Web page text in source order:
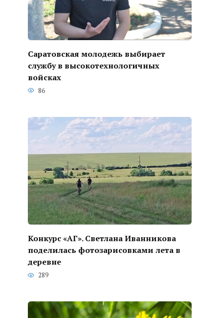
Саратовская молодежь выбирает
службу в высокотехнологичных
войсках
86
Конкурс «АГ». Светлана Иванникова
поделилась фотозарисовками лета в
деревне
289